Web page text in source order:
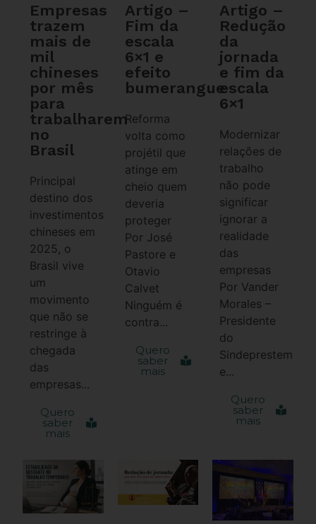
Empresas
trazem
mais de
mil
chineses
por mês
para
trabalharem
no
Brasil
Principal
destino dos
investimentos
chineses em
2025, o
Brasil vive
um
movimento
que não se
restringe à
chegada
das
empresas...
Quero
saber
mais
Artigo –
Fim da
escala
6×1 e
efeito
bumerangue
Reforma
volta como
projétil que
atinge em
cheio quem
deveria
proteger
Por José
Pastore e
Otavio
Calvet
Ninguém é
contra...
Quero
saber
mais
Artigo –
Redução
da
jornada
e fim da
escala
6×1
Modernizar
relações de
trabalho
não pode
significar
ignorar a
realidade
das
empresas
Por Vander
Morales –
Presidente
do
Sindeprestem
e...
Quero
saber
mais